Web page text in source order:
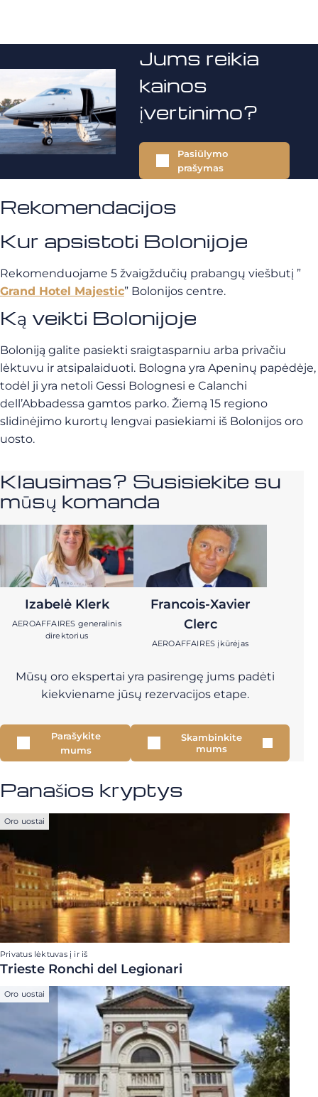
Jums reikia
kainos
įvertinimo?
Pasiūlymo
prašymas
Rekomendacijos
Kur apsistoti Bolonijoje
Rekomenduojame 5 žvaigždučių prabangų viešbutį ”
Grand Hotel Majestic” Bolonijos centre.
Ką veikti Bolonijoje
Boloniją galite pasiekti sraigtasparniu arba privačiu
lėktuvu ir atsipalaiduoti. Bologna yra Apeninų papėdėje,
todėl ji yra netoli Gessi Bolognesi e Calanchi
dell’Abbadessa gamtos parko. Žiemą 15 regiono
slidinėjimo kurortų lengvai pasiekiami iš Bolonijos oro
uosto.
Klausimas? Susisiekite su
mūsų komanda
Izabelė Klerk
AEROAFFAIRES generalinis
direktorius
Francois-Xavier
Clerc
AEROAFFAIRES įkūrėjas
Mūsų oro ekspertai yra pasirengę jums padėti
kiekviename jūsų rezervacijos etape.
Parašykite
mums
Skambinkite
mums
Panašios kryptys
Oro uostai
Privatus lėktuvas į ir iš
Trieste Ronchi del Legionari
Oro uostai